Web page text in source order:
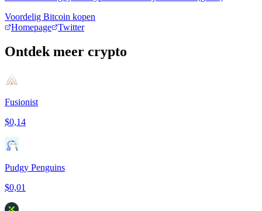
Voordelig Bitcoin kopen
Homepage
Twitter
Ontdek meer crypto
Fusionist
$0,14
Pudgy Penguins
$0,01